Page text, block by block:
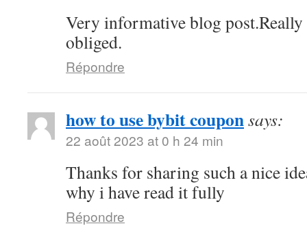
Very informative blog
obliged.
Répondre
how to use bybit couponsays:
22 août 2023 at 0 h 24 min
Thanks for sharing such a nice
why i have read it fully
Répondre